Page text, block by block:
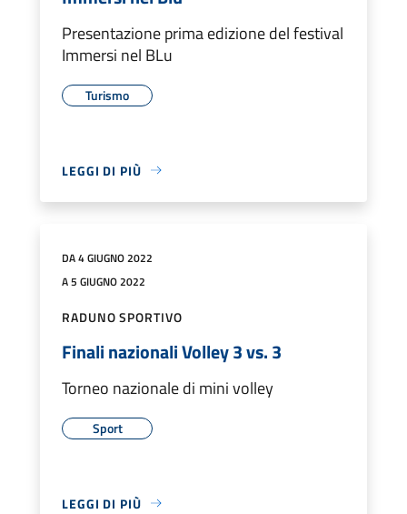
Presentazione prima edizione del festival
Immersi nel BLu
Turismo
LEGGI DI PIÙ
DA 4 GIUGNO 2022
A 5 GIUGNO 2022
RADUNO SPORTIVO
Finali nazionali Volley 3 vs. 3
Torneo nazionale di mini volley
Sport
LEGGI DI PIÙ